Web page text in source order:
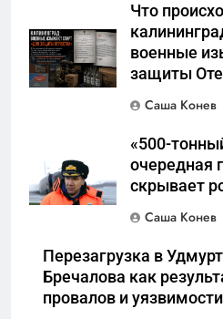
Что
военные
защиты
Саша Конев
«500-
очередная
скрывает
Саша Конев
Перезагрузка в
Бречалова как
провалов и
почему
руки»
складам
САНКТ-
идёт ко
САНКТ-
«Бизнес
САНКТ-